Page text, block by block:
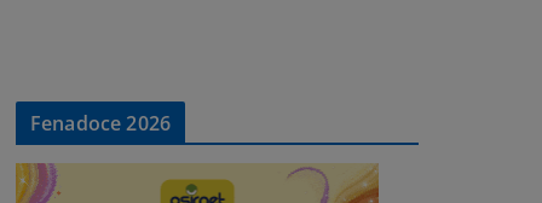
Fenadoce 2026